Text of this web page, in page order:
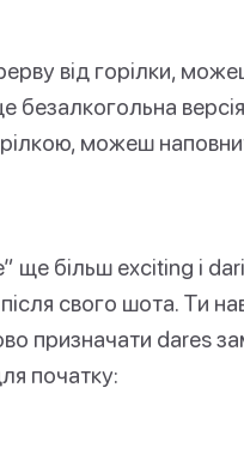
від горілки,
можеш
ще більш exciting і
свого шота. Ти
призначати dares
початку: